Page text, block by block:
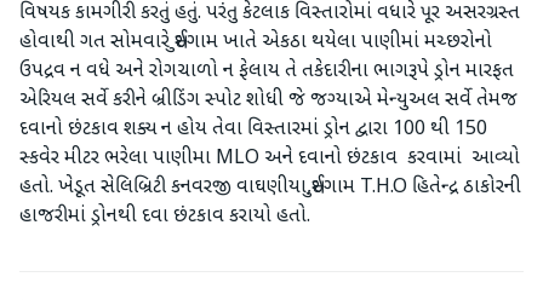
વિષયક કામગીરી કરતું હતું. પરંતુ કેટલાક વિસ્તારોમાં વધારે પૂર અસરગ્રસ્ત
હોવાથી ગત સોમવારે સુઈગામ ખાતે એકઠા થયેલા પાણીમાં મચ્છરોનો
ઉપદ્રવ ન વધે અને રોગચાળો ન ફેલાય તે તકેદારીના ભાગરૂપે ડ્રોન મારફત
એરિયલ સર્વે કરીને બ્રીડિંગ સ્પોટ શોધી જે જગ્યાએ મેન્યુઅલ સર્વે તેમજ
દવાનો છંટકાવ શક્ય ન હોય તેવા વિસ્તારમાં ડ્રોન દ્વારા 100 થી 150
સ્કવેર મીટર ભરેલા પાણીમા MLO અને દવાનો છંટકાવ કરવામાં આવ્યો
હતો. ખેડૂત સેલિબ્રિટી કનવરજી વાઘણીયા,સુઈગામ T.H.O હિતેન્દ્ર ઠાકોરની
હાજરીમાં ડ્રોનથી દવા છંટકાવ કરાયો હતો.